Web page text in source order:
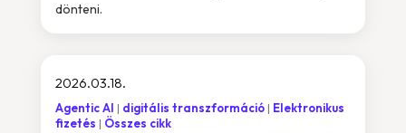
dönteni.
2026.03.18.
Agentic AI digitális transzformáció
Elektronikus
fizetés
Összes cikk